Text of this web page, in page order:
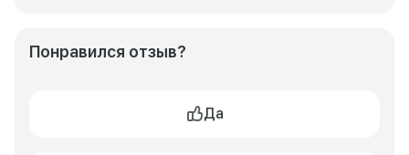
Понравился отзыв?
Да